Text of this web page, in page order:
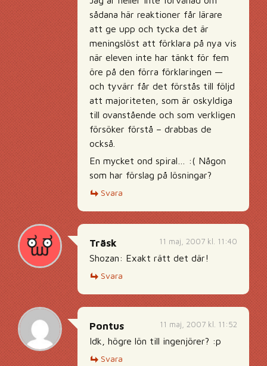
sådana här reaktioner får lärare
att ge upp och tycka det är
meningslöst att förklara på nya vis
när eleven inte har tänkt för fem
öre på den förra förklaringen —
och tyvärr får det förstås till följd
att majoriteten, som är oskyldiga
till ovanstående och som verkligen
försöker förstå – drabbas de
också.
En mycket ond spiral… :( Någon
som har förslag på lösningar?
Svara
11 maj, 2007 kl. 11:40
Träsk
Shozan: Exakt rätt det där!
Svara
11 maj, 2007 kl. 11:52
Pontus
Idk, högre lön till ingenjörer? :p
Svara